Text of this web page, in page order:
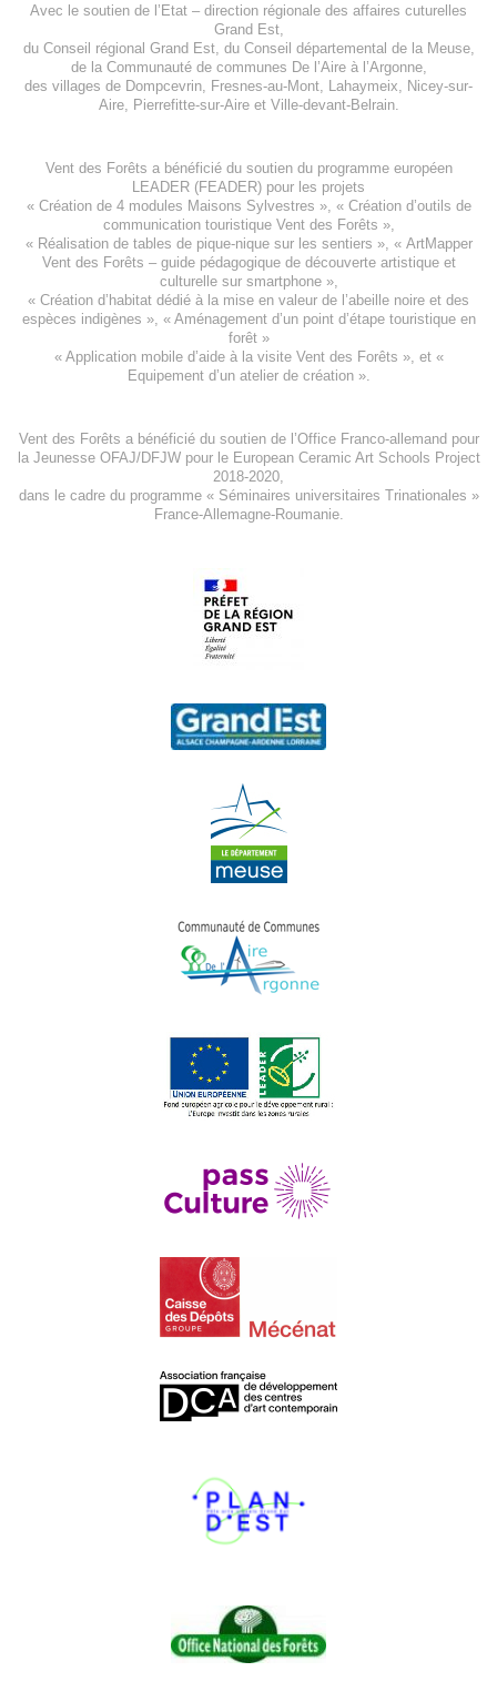
Avec le soutien de l’Etat – direction régionale des affaires cuturelles
Grand Est,
du Conseil régional Grand Est, du Conseil départemental de la Meuse,
de la Communauté de communes De l’Aire à l’Argonne,
des villages de Dompcevrin Fresnes-au-Mont Lahaymeix
Nicey-sur-
Aire, Pierrefitte-sur-Aireet Ville-devant-Belrain.
Vent des Forêts a bénéficié du soutien du programme européen
LEADER (FEADER) pour les projets
« Création de 4 modules Maisons Sylvestres », « Création d’outils de
communication touristique Vent des Forêts »,
« Réalisation de tables de pique-nique sur les sentiers », « ArtMapper
Vent des Forêts – guide pédagogique de découverte artistique et
culturelle sur smartphone »,
« Création d’habitat dédié à la mise en valeur de l’abeille noire et des
espèces indigènes », « Aménagement d’un point d’étape touristique en
forêt»
« Application mobile d’aide à la visite Vent des Forêts », et «
Equipement d’un atelier de création».
Vent des Forêts a bénéficié du soutien de l’Office Franco-allemand pour
la Jeunesse OFAJ/DFJWpour leEuropean Ceramic Art Schools Project
2018-2020
dans le cadre du programme « Séminaires universitaires Trinationales »
France-Allemagne-Roumanie.